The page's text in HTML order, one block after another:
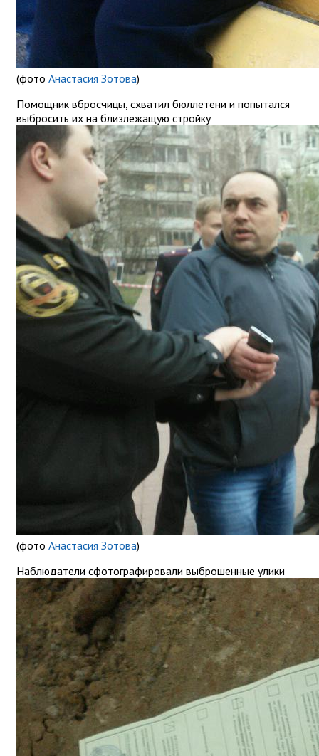
(фото Анастасия Зотова)
Помощник вбросчицы, схватил бюллетени и попытался
выбросить их на близлежащую стройку
(фото Анастасия Зотова)
Наблюдатели сфотографировали выброшенные улики